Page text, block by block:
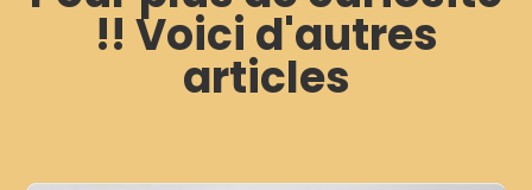
!! Voici d'autres
articles